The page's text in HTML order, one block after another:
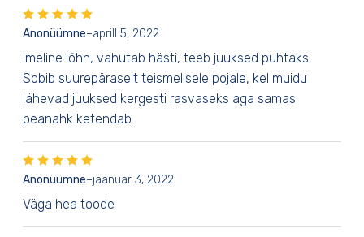
Anonüümne–aprill 5, 2022
Imeline lõhn, vahutab hästi, teeb juuksed puhtaks.
Sobib suurepäraselt teismelisele pojale, kel muidu
lähevad juuksed kergesti rasvaseks aga samas
peanahk ketendab.
Anonüümne–jaanuar 3, 2022
Väga hea toode